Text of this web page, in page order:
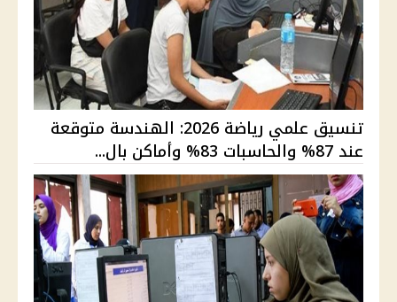
تنسيق علمي رياضة 2026: الهندسة متوقعة
عند 87% والحاسبات 83% وأماكن بال...